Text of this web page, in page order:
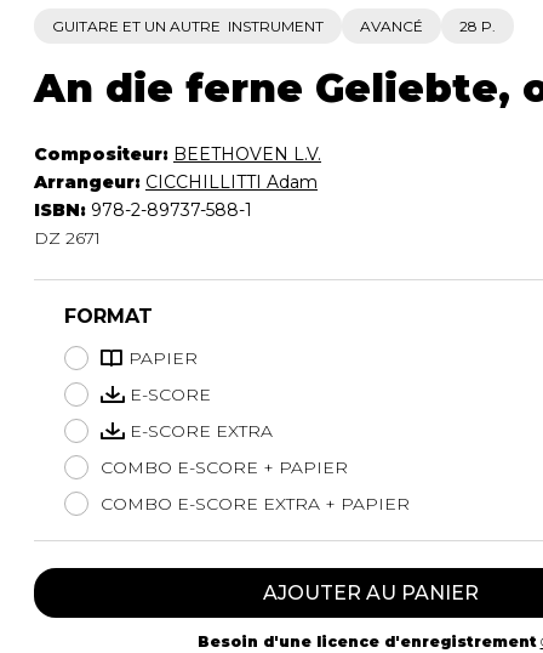
GUITARE ET UN AUTRE INSTRUMENT AVANCÉ 28 P.
An die ferne Geliebte,
Compositeur: BEETHOVEN L.V.
Arrangeur: CICCHILLITTI Adam
ISBN: 978-2-89737-588-1
DZ 2671
FORMAT
PAPIER
E-SCORE
E-SCORE EXTRA
COMBO E-SCORE + PAPIER
COMBO E-SCORE EXTRA + PAPIER
AJOUTER AU PANIER
Besoin d'une licence d'enregistrement